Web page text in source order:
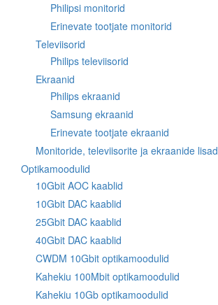
Philipsi monitorid
Erinevate tootjate monitorid
Televiisorid
Philips televiisorid
Ekraanid
Philips ekraanid
Samsung ekraanid
Erinevate tootjate ekraanid
Monitoride, televiisorite ja ekraanide lisad
Optikamoodulid
10Gbit AOC kaablid
10Gbit DAC kaablid
25Gbit DAC kaablid
40Gbit DAC kaablid
CWDM 10Gbit optikamoodulid
Kahekiu 100Mbit optikamoodulid
Kahekiu 10Gb optikamoodulid